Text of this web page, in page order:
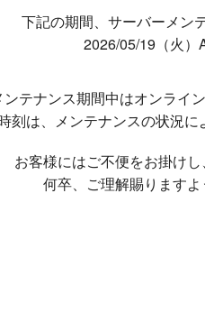
下記の期間、サーバーメン
2026/05/19（火）
ンテナンス期間中はオンライ
刻は、メンテナンスの状況に
お客様にはご不便をお掛けし、
何卒、ご理解賜りますよ